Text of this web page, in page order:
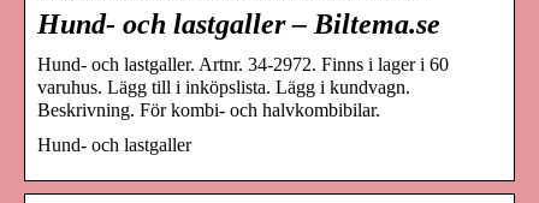
Hund- och lastgaller – Biltema.se
Hund- och lastgaller. Artnr. 34-2972. Finns i lager i 60
varuhus. Lägg till i inköpslista. Lägg i kundvagn.
Beskrivning. För kombi- och halvkombibilar.
Hund- och lastgaller